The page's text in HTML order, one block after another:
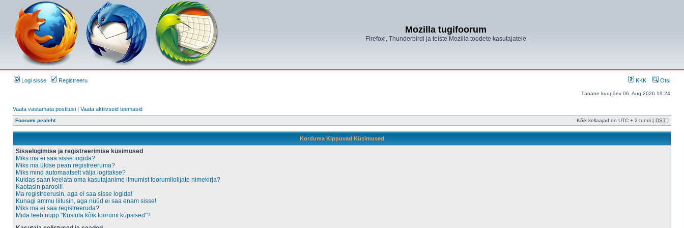
Mozilla tugifoorum
Firefoxi, Thunderbirdi ja teiste Mozilla toodete kasutajatele
Logi sisse Registreeru KKK Otsi
Tänane kuupäev 06. Aug 2026 19:24
Vaata vastamata postitusi | Vaata aktiivseid teemasid
Foorumi pealeht Kõik kellaajad on UTC + 2 tundi [ DST ]
Korduma Kippuvad Küsimused
Sisselogimise ja registreerimise küsimused
Miks ma ei saa sisse logida?
Miks ma üldse pean registreeruma?
Miks mind automaatselt välja logitakse?
Kuidas saan keelata oma kasutajanime ilmumist foorumilolijate nimekirja?
Kaotasin parooli!
Ma registreerusin, aga ei saa sisse logida!
Kunagi ammu liitusin, aga nüüd ei saa enam sisse!
Miks ma ei saa registreeruda?
Mida teeb nupp "Kustuta kõik foorumi küpsised"?